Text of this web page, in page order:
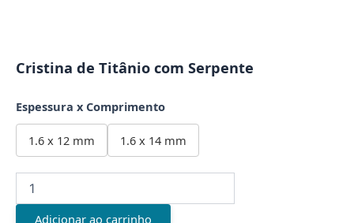
Cristina de Titânio com Serpente
Espessura x Comprimento
1.6 x 12 mm 1.6 x 14 mm
Titânio
Adicionar ao carrinho